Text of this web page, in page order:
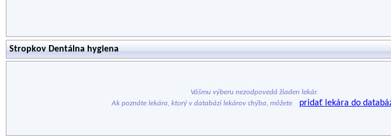
Stropkov Dentálna hygiena
Vášmu výberu nezodpovedá žiaden lekár.
Ak poznáte lekára, ktorý v databázi lekárov chýba, môžete
pridať lekára do